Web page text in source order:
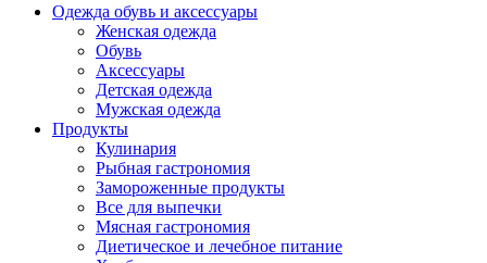
Одежда обувь и аксессуары
Женская одежда
Обувь
Аксессуары
Детская одежда
Мужская одежда
Продукты
Кулинария
Рыбная гастрономия
Замороженные продукты
Все для выпечки
Мясная гастрономия
Диетическое и лечебное питание